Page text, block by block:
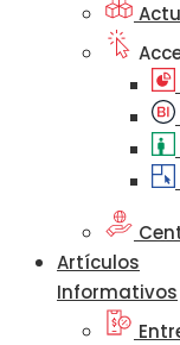
Artículos
Informativos